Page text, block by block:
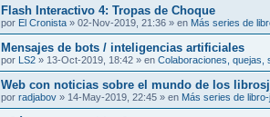
Flash Interactivo 4: Tropas de Choque
por El Cronista » 02-Nov-2019, 21:36 » en Más series de
Mensajes de bots / inteligencias artificiales
por LS2 » 13-Oct-2019, 18:42 » en Colaboraciones, quejas,
Web con noticias sobre el mundo de los
por radjabov » 14-May-2019, 22:45 » en Más series de